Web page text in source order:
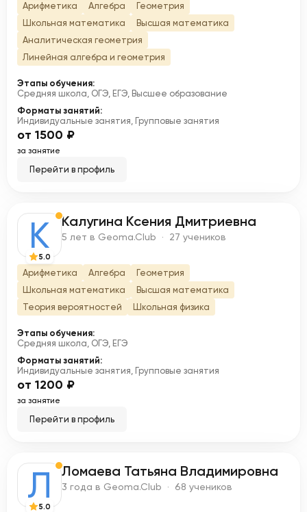
Арифметика Алгебра
Геометрия
Школьная математика
Высшая математика
Аналитическая геометрия
Линейная алгебра и геометрия
Этапы обучения:
Средняя школа, ОГЭ, ЕГЭ, Высшее образование
Форматы занятий:
Индивидуальные занятия, Групповые занятия
от 1500 ₽
за занятие
Перейти в профиль
К
5.0
Калугина Ксения Дмитриевна
5 лет в Geoma.Club · 27 учеников
Арифметика Алгебра
Геометрия
Школьная математика
Высшая математика
Теория вероятностей
Школьная физика
Этапы обучения:
Средняя школа, ОГЭ, ЕГЭ
Форматы занятий:
Индивидуальные занятия, Групповые занятия
от 1200 ₽
за занятие
Перейти в профиль
Л
5.0
Ломаева Татьяна Владимировна
3 года в Geoma.Club · 68 учеников